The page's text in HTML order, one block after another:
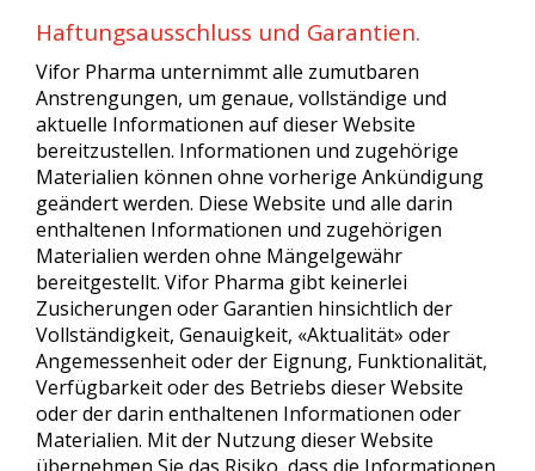
Haftungsausschluss und Garantien.
Vifor Pharma unternimmt alle zumutbaren
Anstrengungen, um genaue, vollständige und
aktuelle Informationen auf dieser Website
bereitzustellen. Informationen und zugehörige
Materialien können ohne vorherige Ankündigung
geändert werden. Diese Website und alle darin
enthaltenen Informationen und zugehörigen
Materialien werden ohne Mängelgewähr
bereitgestellt. Vifor Pharma gibt keinerlei
Zusicherungen oder Garantien hinsichtlich der
Vollständigkeit, Genauigkeit, «Aktualität» oder
Angemessenheit oder der Eignung, Funktionalität,
Verfügbarkeit oder des Betriebs dieser Website
oder der darin enthaltenen Informationen oder
Materialien. Mit der Nutzung dieser Website